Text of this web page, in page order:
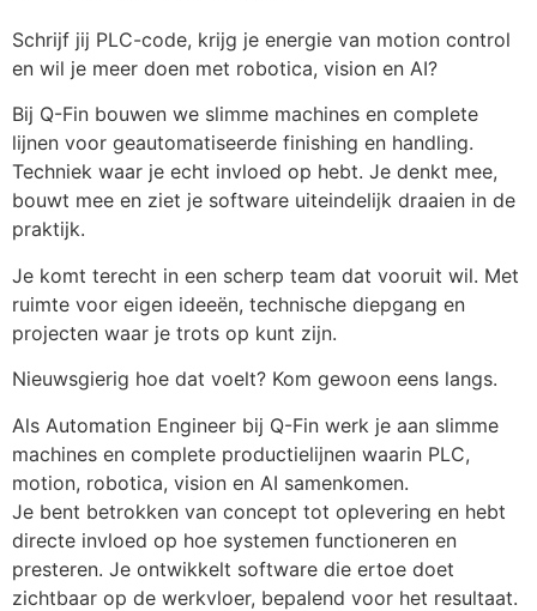
Schrijf jij PLC-code, krijg je energie van motion control
en wil je meer doen met robotica, vision en AI?
Bij Q-Fin bouwen we slimme machines en complete
lijnen voor geautomatiseerde finishing en handling.
Techniek waar je echt invloed op hebt. Je denkt mee,
bouwt mee en ziet je software uiteindelijk draaien in de
praktijk.
Je komt terecht in een scherp team dat vooruit wil. Met
ruimte voor eigen ideeën, technische diepgang en
projecten waar je trots op kunt zijn.
Nieuwsgierig hoe dat voelt? Kom gewoon eens langs.
Als Automation Engineer bij Q-Fin werk je aan slimme
machines en complete productielijnen waarin PLC,
motion, robotica, vision en AI samenkomen.
Je bent betrokken van concept tot oplevering en hebt
directe invloed op hoe systemen functioneren en
presteren. Je ontwikkelt software die ertoe doet
zichtbaar op de werkvloer, bepalend voor het resultaat.